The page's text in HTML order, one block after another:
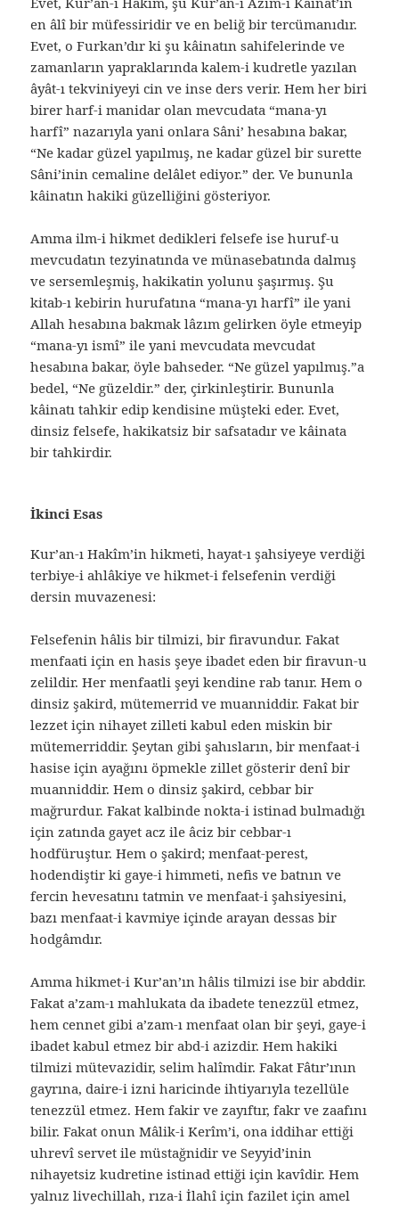
en âlî bir müfessiridir ve en beliğ bir tercümanıdır.
Evet, o Furkan’dır ki şu kâinatın sahifelerinde ve
zamanların yapraklarında kalem-i kudretle yazılan
âyât-ı tekviniyeyi cin ve inse ders verir. Hem her biri
birer harf-i manidar olan mevcudata “mana-yı
harfî” nazarıyla yani onlara Sâni’ hesabına bakar,
“Ne kadar güzel yapılmış, ne kadar güzel bir surette
Sâni’inin cemaline delâlet ediyor.” der. Ve bununla
kâinatın hakiki güzelliğini gösteriyor.
Amma ilm-i hikmet dedikleri felsefe ise huruf-u
mevcudatın tezyinatında ve münasebatında dalmış
ve sersemleşmiş, hakikatin yolunu şaşırmış. Şu
kitab-ı kebirin hurufatına “mana-yı harfî” ile yani
Allah hesabına bakmak lâzım gelirken öyle etmeyip
“mana-yı ismî” ile yani mevcudata mevcudat
hesabına bakar, öyle bahseder. “Ne güzel yapılmış.”a
bedel, “Ne güzeldir.” der, çirkinleştirir. Bununla
kâinatı tahkir edip kendisine müşteki eder. Evet,
dinsiz felsefe, hakikatsiz bir safsatadır ve kâinata
bir tahkirdir.
İkinci Esas
Kur’an-ı Hakîm’in hikmeti, hayat-ı şahsiyeye verdiği
terbiye-i ahlâkiye ve hikmet-i felsefenin verdiği
dersin muvazenesi:
Felsefenin hâlis bir tilmizi, bir firavundur. Fakat
menfaati için en hasis şeye ibadet eden bir firavun-u
zelildir. Her menfaatli şeyi kendine rab tanır. Hem o
dinsiz şakird, mütemerrid ve muanniddir. Fakat bir
lezzet için nihayet zilleti kabul eden miskin bir
mütemerriddir. Şeytan gibi şahısların, bir menfaat-i
hasise için ayağını öpmekle zillet gösterir denî bir
muanniddir. Hem o dinsiz şakird, cebbar bir
mağrurdur. Fakat kalbinde nokta-i istinad bulmadığı
için zatında gayet acz ile âciz bir cebbar-ı
hodfüruştur. Hem o şakird; menfaat-perest,
hodendiştir ki gaye-i himmeti, nefis ve batnın ve
fercin hevesatını tatmin ve menfaat-i şahsiyesini,
bazı menfaat-i kavmiye içinde arayan dessas bir
hodgâmdır.
Amma hikmet-i Kur’an’ın hâlis tilmizi ise bir abddir.
Fakat a’zam-ı mahlukata da ibadete tenezzül etmez,
hem cennet gibi a’zam-ı menfaat olan bir şeyi, gaye-i
ibadet kabul etmez bir abd-i azizdir. Hem hakiki
tilmizi mütevazidir, selim halîmdir. Fakat Fâtır’ının
gayrına, daire-i izni haricinde ihtiyarıyla tezellüle
tenezzül etmez. Hem fakir ve zayıftır, fakr ve zaafını
bilir. Fakat onun Mâlik-i Kerîm’i, ona iddihar ettiği
uhrevî servet ile müstağnidir ve Seyyid’inin
nihayetsiz kudretine istinad ettiği için kavîdir. Hem
yalnız livechillah, rıza-i İlahî için fazilet için amel